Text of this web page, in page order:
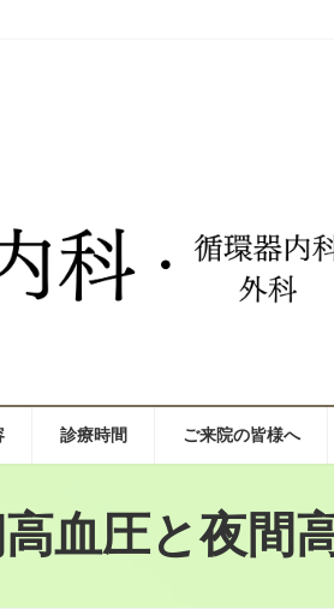
診療時間 ご来院の皆様へ
血圧と夜間